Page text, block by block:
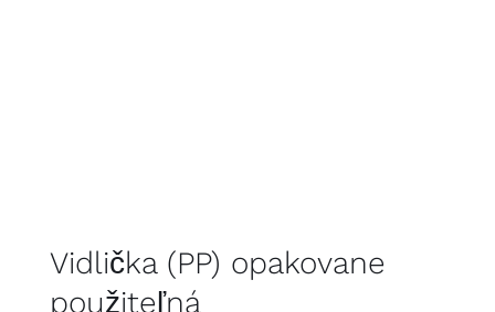
Vidlička (PP) opakovane
použiteľná